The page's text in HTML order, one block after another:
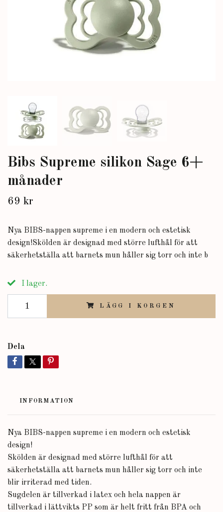
Bibs Supreme silikon Sage 6+
månader
69 kr
Nya BIBS-nappen supreme i en modern och estetisk
design!Skölden är designad med större lufthål för att
säkerhetställa att barnets mun håller sig torr och inte b
I lager.
LÄGG I KORGEN
Dela
INFORMATION
Nya BIBS-nappen supreme i en modern och estetisk
design!
Skölden är designad med större lufthål för att
säkerhetställa att barnets mun håller sig torr och inte
blir irriterad med tiden.
Sugdelen är tillverkad i latex och hela nappen är
tillverkad i lättvikts PP som är helt fritt från BPA och